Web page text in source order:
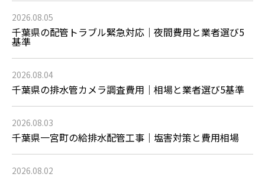
2026.08.05
千葉県の配管トラブル緊急対応｜夜間費用と業者選び5
基準
2026.08.04
千葉県の排水管カメラ調査費用｜相場と業者選び5基準
2026.08.03
千葉県一宮町の給排水配管工事｜塩害対策と費用相場
2026.08.02